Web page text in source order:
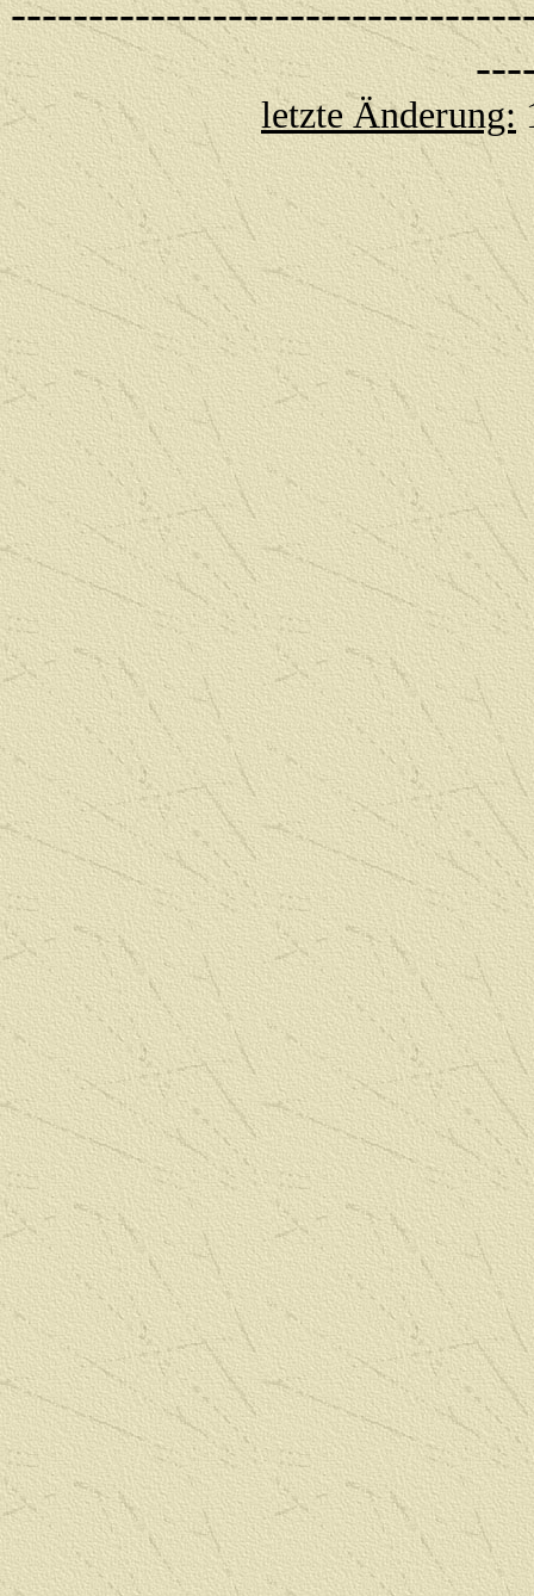
letzte Änderung: